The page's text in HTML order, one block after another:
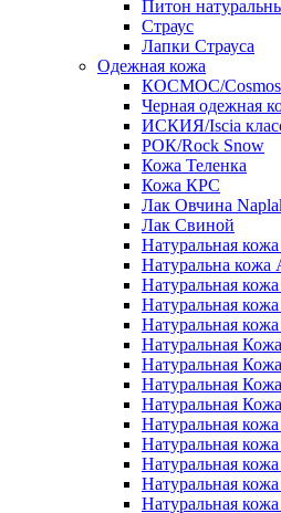
Питон
Страус
Лапки Страуса
Одежная кожа
КОСМОС/Cosmos
Черная одежная
ИСКИЯ/Iscia
РОК/Rock Snow
Кожа Теленка
Кожа КРС
Лак Овчина
Лак Свиной
Натуральная
Натуральна кожа
Натуральная
Натуральная
Натуральная
Натуральная
Натуральная
Натуральная
Натуральная
Натуральная
Натуральная
Натуральная
Натуральная
Натуральная